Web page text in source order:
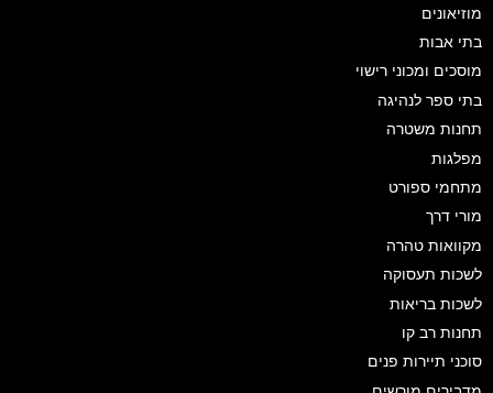
מוזיאונים
בתי אבות
מוסכים ומכוני רישוי
בתי ספר לנהיגה
תחנות משטרה
מפלגות
מתחמי ספורט
מורי דרך
מקוואות טהרה
לשכות תעסוקה
לשכות בריאות
תחנות רב קו
סוכני תיירות פנים